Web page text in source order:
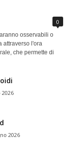
0
osservabili o
attraverso l'ora
che permette di
2026
2026